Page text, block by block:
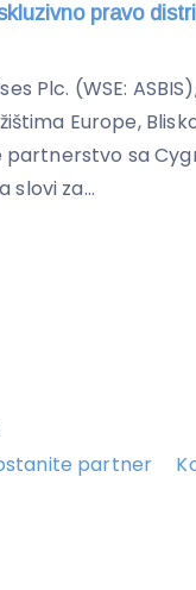
pravo
Plc. (WSE:
Europe,
partnerstvo sa
slovi za...
partner